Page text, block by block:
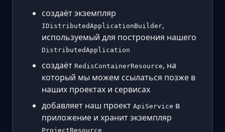
создаёт экземпляр
IDistributedApplicationBuilder,
используемый для построения нашего
DistributedApplication
создаёт RedisContainerResource, на
который мы можем ссылаться позже в
наших проектах и сервисах
добавляет наш проект ApiService в
приложение и хранит экземпляр
ProjectResource